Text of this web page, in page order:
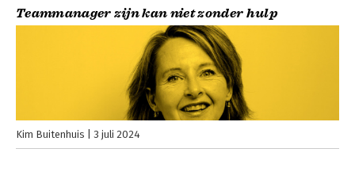
Teammanager zijn kan niet zonder hulp
Kim Buitenhuis 3 juli 2024